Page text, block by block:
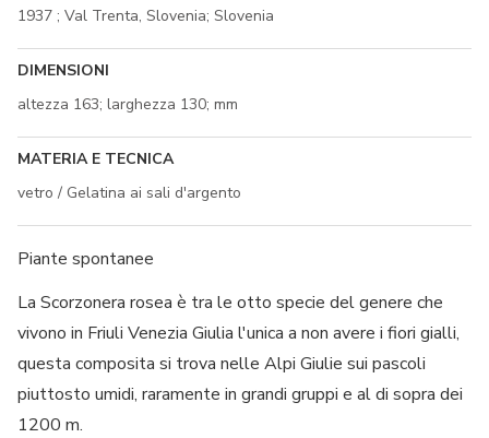
1937 ; Val Trenta, Slovenia; Slovenia
DIMENSIONI
altezza 163; larghezza 130; mm
MATERIA E TECNICA
vetro / Gelatina ai sali d'argento
Piante spontanee
La Scorzonera rosea è tra le otto specie del genere che
vivono in Friuli Venezia Giulia l'unica a non avere i fiori gialli,
questa composita si trova nelle Alpi Giulie sui pascoli
piuttosto umidi, raramente in grandi gruppi e al di sopra dei
1200 m.